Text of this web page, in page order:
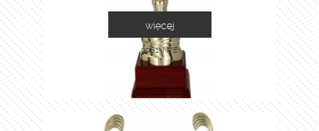
3081-N/E
więcej